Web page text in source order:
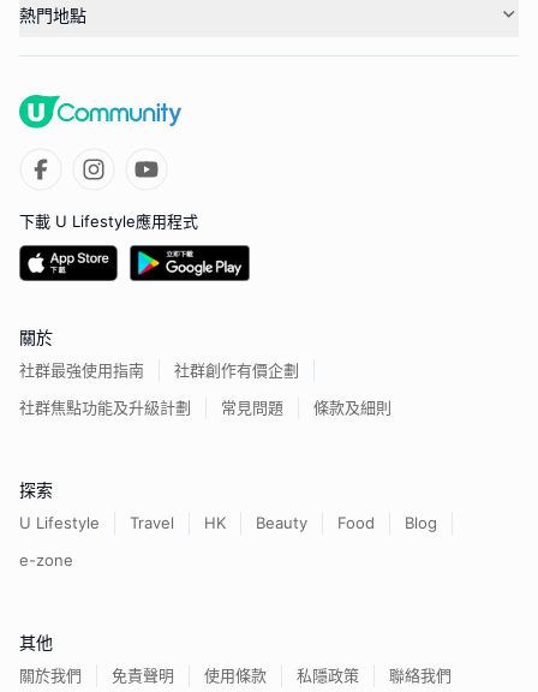
熱門地點
下載 U Lifestyle應用程式
關於
社群最強使用指南
社群創作有價企劃
社群焦點功能及升級計劃
常見問題 條款及細則
探索
U Lifestyle Travel HK Beauty Food
Blog
e-zone
其他
關於我們 免責聲明 使用條款 私隱政策 聯絡我們